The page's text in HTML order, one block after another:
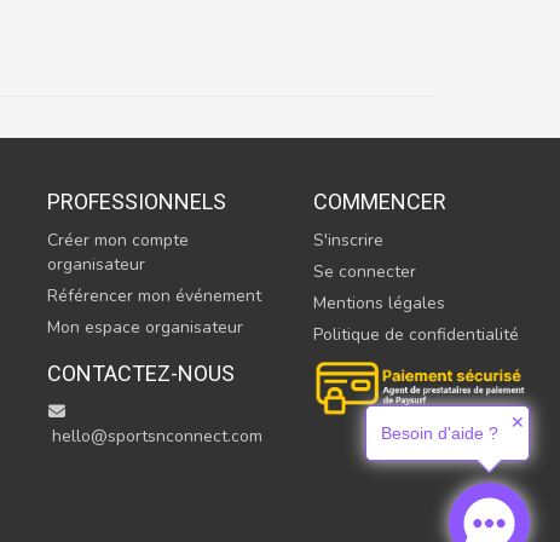
PROFESSIONNELS
Créer mon compte
organisateur
Référencer mon événement
Mon espace organisateur
CONTACTEZ-NOUS
hello@sportsnconnect.com
COMMENCER
S'inscrire
Se connecter
Mentions légales
Politique de confidentialité
Besoin d'aide ?
✕